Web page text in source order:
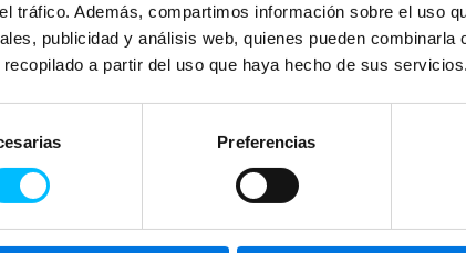
tráfico. Además, compartimos información sobre el uso
publicidad y análisis web, quienes pueden
recopilado a partir del uso que haya hecho de sus servicios.
Preferencias